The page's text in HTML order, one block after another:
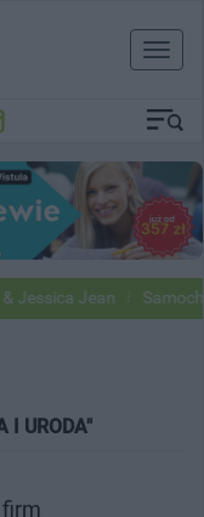
Toggle
Jean
I URODA"